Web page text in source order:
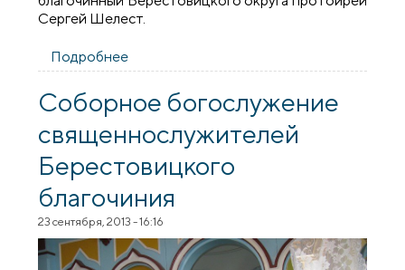
Сергей Шелест.
Подробнее
Берестовицкого благочиния
Соборное богослужение
священнослужителей
Берестовицкого
благочиния
23 сентября, 2013 - 16:16